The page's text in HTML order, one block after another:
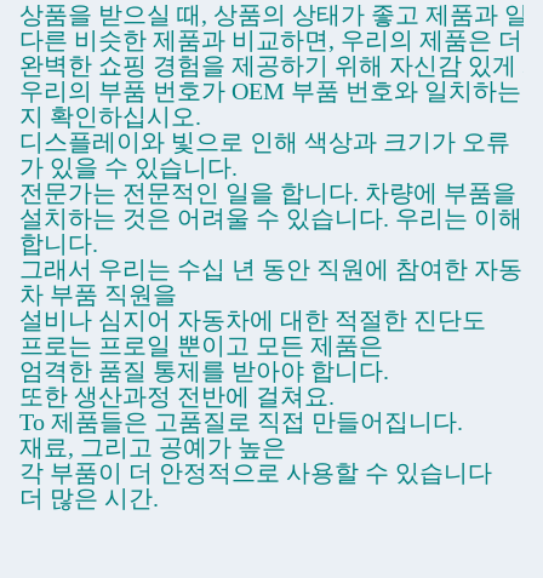
상품을 받으실 때, 상품의 상태가 좋고 제품과 일
다른 비슷한 제품과 비교하면, 우리의 제품은 더
완벽한 쇼핑 경험을 제공하기 위해 자신감 있게
우리의 부품 번호가 OEM 부품 번호와 일치하는
지 확인하십시오.
디스플레이와 빛으로 인해 색상과 크기가 오류
가 있을 수 있습니다.
전문가는 전문적인 일을 합니다. 차량에 부품을
설치하는 것은 어려울 수 있습니다. 우리는 이해
합니다.
그래서 우리는 수십 년 동안 직원에 참여한 자동
차 부품 직원을
설비나 심지어 자동차에 대한 적절한 진단도
프로는 프로일 뿐이고 모든 제품은
엄격한 품질 통제를 받아야 합니다.
또한 생산과정 전반에 걸쳐요.
To 제품들은 고품질로 직접 만들어집니다.
재료, 그리고 공예가 높은
각 부품이 더 안정적으로 사용할 수 있습니다
더 많은 시간.